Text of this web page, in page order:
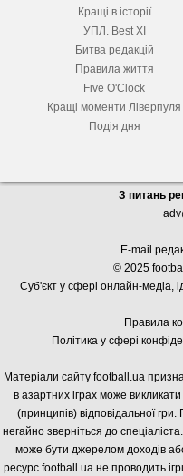
Кращі в історії
УПЛ. Best XІ
Битва редакцій
Правила життя
Five O'Clock
Кращі моменти Ліверпуля
Подія дня
З питань
E-mail
© 2025
Суб'єкт у сфері онлайн-медіа, і
Правила
Політика у сфері
Матеріали сайту football.ua
в азартних іграх може
(принципів) відповідальної
негайно зверніться до
може бути джерелом доходів
ресурс football.ua не проводить